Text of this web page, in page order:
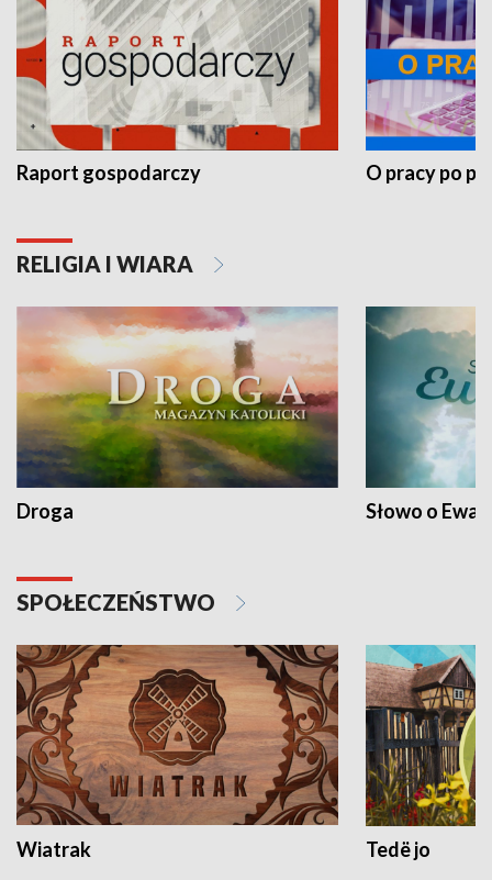
Raport gospodarczy O pracy po
RELIGIA I WIARA
Droga Słowo o
SPOŁECZEŃSTWO
Wiatrak Tedë jo